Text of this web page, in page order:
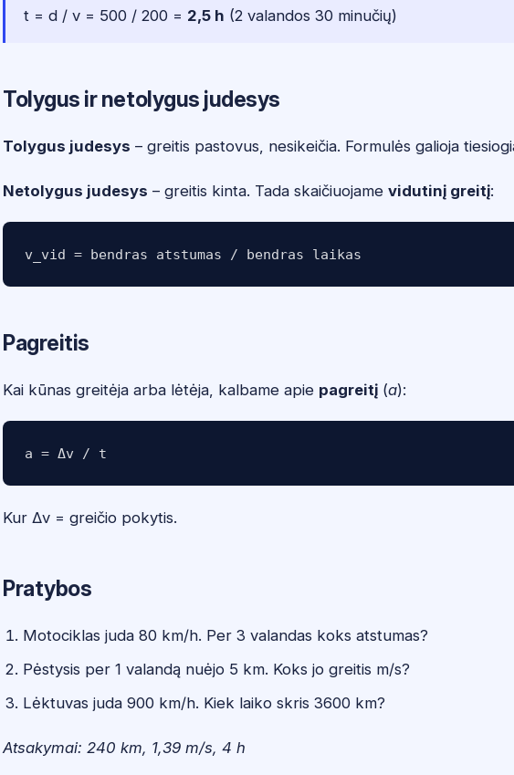
t = d / v = 500 / 200 = 2,5 h (2 valandos 30 minučių)
Tolygus ir netolygus judesys
Tolygus judesys – greitis pastovus, nesikeičia. Formulės galioja
Netolygus judesys – greitis kinta. Tada skaičiuojame vidutinį greitį:
Pagreitis
Kai kūnas greitėja arba lėtėja, kalbame apie pagreitį (a):
Kur Δv = greičio pokytis.
Pratybos
Motociklas juda 80 km/h. Per 3 valandas koks atstumas?
Pėstysis per 1 valandą nuėjo 5 km. Koks jo greitis m/s?
Lėktuvas juda 900 km/h. Kiek laiko skris 3600 km?
Atsakymai: 240 km, 1,39 m/s, 4 h